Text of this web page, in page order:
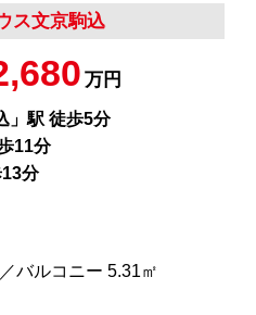
ス文京駒込
万円
」駅 徒歩5分
11分
分
バルコニー 5.31㎡